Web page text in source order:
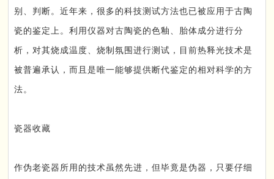
别、判断。近年来，很多的科技测试方法也已被应用于古陶
瓷的鉴定上。利用仪器对古陶瓷的色釉、胎体成分进行分
析，对其烧成温度、烧制氛围进行测试，目前热释光技术是
被普遍承认，而且是唯一能够提供断代鉴定的相对科学的方
法。
瓷器收藏
作伪老瓷器所用的技术虽然先进，但毕竟是伪器，只要仔细